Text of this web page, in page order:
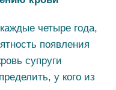
четыре года,
появления
супруги
у кого из